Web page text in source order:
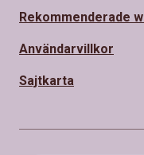
Rekommenderade
Användarvillkor
Sajtkarta